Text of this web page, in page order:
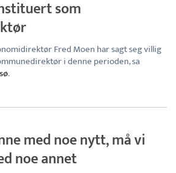
som
Fred Moen har sagt seg villig
i denne perioden, sa
.
med noe nytt, må vi
noe annet